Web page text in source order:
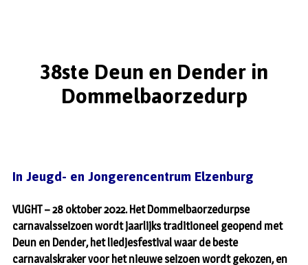
38ste Deun en Dender in
Dommelbaorzedurp
In Jeugd- en Jongerencentrum Elzenburg
VUGHT – 28 oktober 2022. Het Dommelbaorzedurpse
carnavalsseizoen wordt jaarlijks traditioneel geopend met
Deun en Dender, het liedjesfestival waar de beste
carnavalskraker voor het nieuwe seizoen wordt gekozen, en